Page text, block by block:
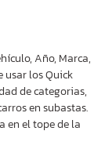
Año, Marca,
usar los Quick
de categorias,
en subastas.
en el tope de la